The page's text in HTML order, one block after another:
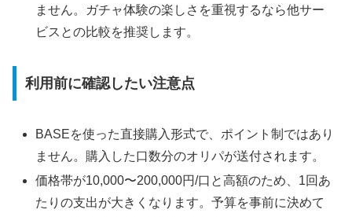
ません。ガチャ体験の楽しさを重視するなら他サー
ビスとの比較を推奨します。
利用前に確認したい注意点
BASEを使った直接購入形式で、ポイント制ではあり
ません。購入した口数分のオリパが送付されます。
価格帯が10,000〜200,000円/口と高額のため、1回あ
たりの支出が大きくなります。予算を事前に決めて